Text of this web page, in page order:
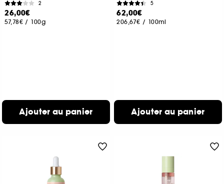
2
26,00€
57,78€ / 100g
Ajouter au panier
5
62,00€
206,67€ / 100ml
Ajouter au panier